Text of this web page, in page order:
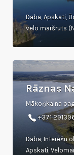
Daba, Apskati,
velo maršruts
Rāznas
Mākoņkalna
+371
Daba, Interešu
Apskati,